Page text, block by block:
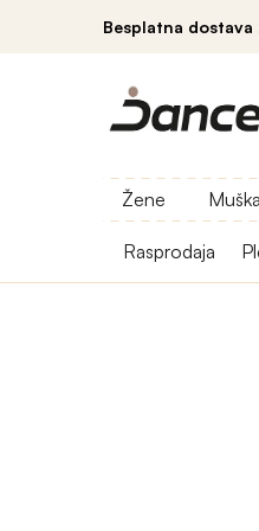
Besplatna dostava
Žene
Rasprodaja